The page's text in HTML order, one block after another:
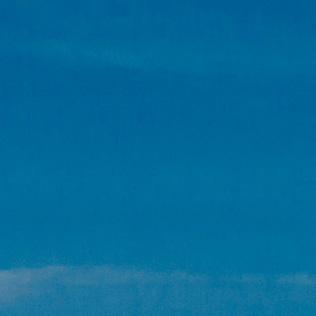
bij Zangles Sneek
kan ik beginnen?
bij Zangles Sneek
kan ik beginnen?